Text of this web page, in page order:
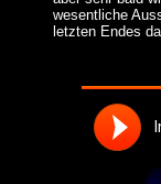
wesentliche
letzten Endes